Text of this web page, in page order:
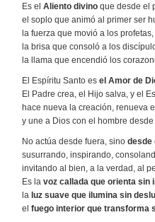
Es el Aliento divino que desde el
el soplo que animó al primer ser
la fuerza que movió a los profetas,
la brisa que consoló a los
la llama que encendió los
El Espíritu Santo es el Amor de
El Padre crea, el Hijo salva, y el
hace nueva la creación, renueva
y une a Dios con el hombre
No actúa desde fuera, sino desde
susurrando, inspirando,
invitando al bien, a la verdad, al
Es la voz callada que orienta sin
la luz suave que ilumina sin
el fuego interior que transforma